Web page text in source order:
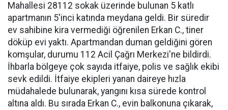
Mahallesi 28112 sokak üzerinde bulunan 5 katlı
apartmanın 5'inci katında meydana geldi. Bir süredir
ev sahibine kira vermediği öğrenilen Erkan C., tiner
döküp evi yaktı. Apartmandan duman geldiğini gören
komşular, durumu 112 Acil Çağrı Merkezi'ne bildirdi.
İhbarla bölgeye çok sayıda itfaiye, polis ve sağlık ekibi
sevk edildi. İtfaiye ekipleri yanan daireye hızla
müdahalede bulunarak, yangını kısa sürede kontrol
altına aldı. Bu sırada Erkan C., evin balkonuna çıkarak,